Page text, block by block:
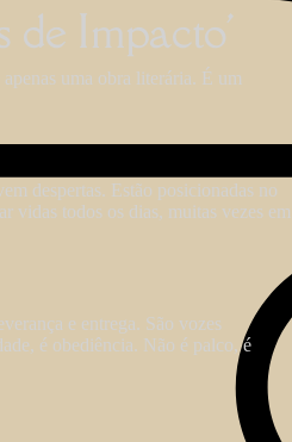
de Impacto'
uma obra literária. É um
despertas. Estão posicionadas no
vidas todos os dias, muitas vezes em
e entrega. São vozes
é obediência. Não é palco, é